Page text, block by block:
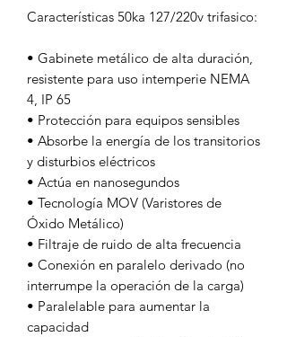
Características 50ka 127/220v trifasico:
• Gabinete metálico de alta duración,
resistente para uso intemperie NEMA
4, IP 65
• Protección para equipos sensibles
• Absorbe la energía de los transitorios
y disturbios eléctricos
• Actúa en nanosegundos
• Tecnología MOV (Varistores de
Óxido Metálico)
• Filtraje de ruido de alta frecuencia
• Conexión en paralelo derivado (no
interrumpe la operación de la carga)
• Paralelable para aumentar la
capacidad